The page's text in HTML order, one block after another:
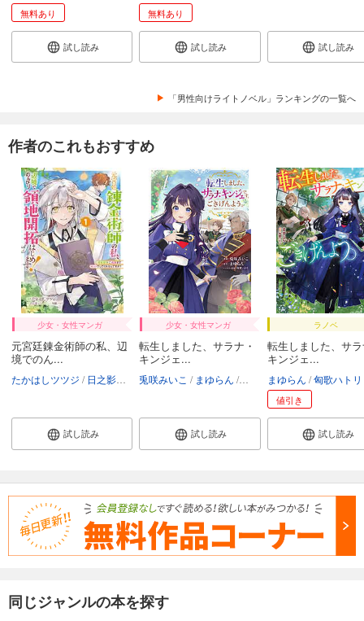
無料あり
試し読み
無料あり
試し読み 試し読み
「男性向けライトノベル」ランキングの一覧へ
作者のこれもおすすめ
少女・女性マンガ
元宮廷錬金術師の私、辺
境でのん...
たかはしツツジ 日之影ソラ 匈歌ハトリ
試し読み
少女・女性マンガ
転生しました、サラナ・
キンジェ...
兎咲みいこ まゆらん 匈歌ハトリ
試し読み
ラノベ
転生しました、サ
キンジェ...
まゆらん 匈歌ハトリ
値引き
試し読み
同じジャンルの本を探す